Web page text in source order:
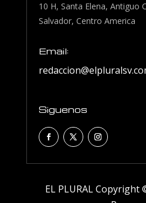
10 H, Santa Elena, Antiguo
Salvador, Centro America
Email:
Siguenos
EL PLURAL Copyright